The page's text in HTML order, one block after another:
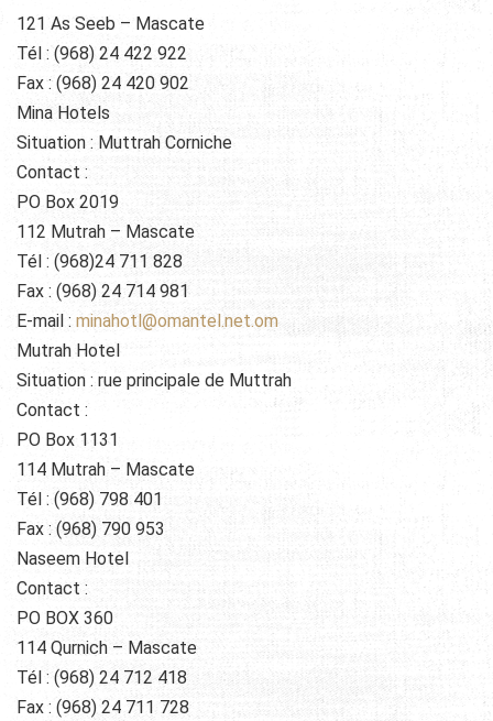
121 As Seeb – Mascate
Tél : (968) 24 422 922
Fax : (968) 24 420 902
Mina Hotels
Situation : Muttrah Corniche
Contact :
PO Box 2019
112 Mutrah – Mascate
Tél : (968)24 711 828
Fax : (968) 24 714 981
E-mail : minahotl@omantel.net.om
Mutrah Hotel
Situation : rue principale de Muttrah
Contact :
PO Box 1131
114 Mutrah – Mascate
Tél : (968) 798 401
Fax : (968) 790 953
Naseem Hotel
Contact :
PO BOX 360
114 Qurnich – Mascate
Tél : (968) 24 712 418
Fax : (968) 24 711 728